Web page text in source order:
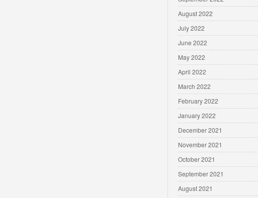
August 2022
July 2022
June 2022
May 2022
April 2022
March 2022
February 2022
January 2022
December 2021
November 2021
October 2021
September 2021
August 2021